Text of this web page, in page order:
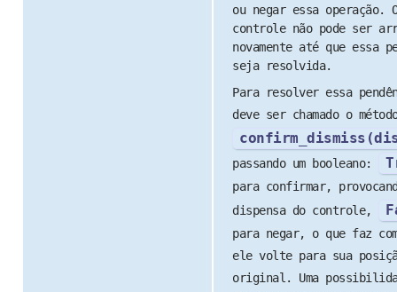
ou negar essa operação.
controle não pode ser
novamente até que essa
seja resolvida.
Para resolver essa
deve ser chamado o
passando um booleano:
para confirmar,
dispensa do controle,
para negar, o que faz
ele volte para sua
original. Uma